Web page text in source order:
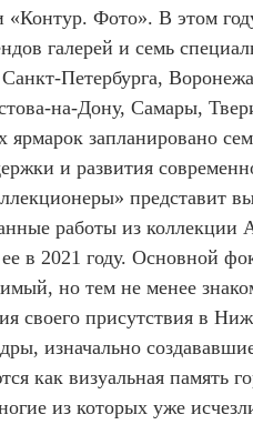
Фото». В этом
галерей и семь
Петербурга,
на-Дону, Самары,
ярмарок запланировано
и развития
представит
работы из коллекции
в 2021 году. Основной
но тем не менее
своего присутствия в
изначально
как визуальная память
из которых уже